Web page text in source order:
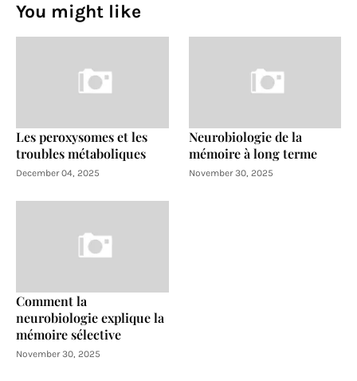
You might like
Les peroxysomes et les
troubles métaboliques
December 04, 2025
Neurobiologie de la
mémoire à long terme
November 30, 2025
Comment la
neurobiologie explique la
mémoire sélective
November 30, 2025